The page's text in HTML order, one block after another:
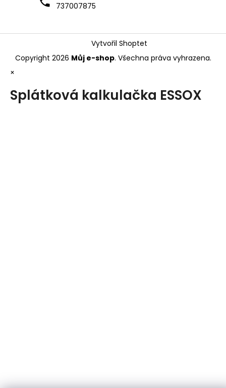
737007875
Vytvořil Shoptet
Copyright 2026 Můj e-shop. Všechna práva vyhrazena.
×
Splátková kalkulačka ESSOX